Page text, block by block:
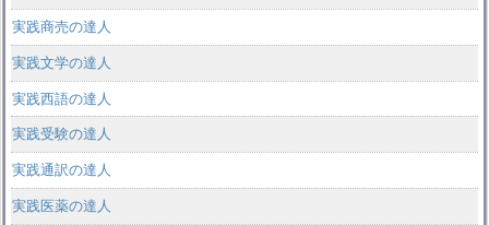
実践商売の達人
実践文学の達人
実践西語の達人
実践受験の達人
実践通訳の達人
実践医薬の達人